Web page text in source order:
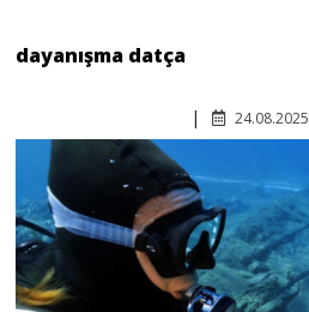
dayanışma datça
24.08.2025